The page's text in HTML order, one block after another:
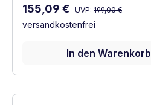
Verkaufspreis:
155,09 € Regulärer Preis:
UVP: 199,00 €
versandkostenfrei
In den Warenkorb